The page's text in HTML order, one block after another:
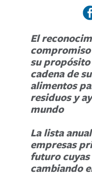
El
su
cadena de
alimentos
residuos y
mundo
La lista
empresas
futuro
cambiando